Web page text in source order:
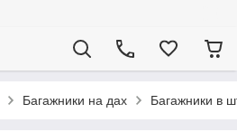
Багажники на дах Багажники в